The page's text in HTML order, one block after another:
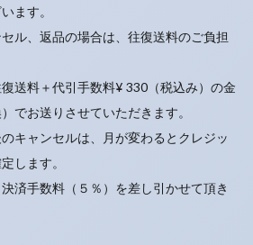
ます。
ル、返品の場合は、往復送料のご負担
送料＋代引手数料¥ 330（税込み）の金
でお送りさせていただきます。
キャンセルは、月が変わるとクレジッ
します。
済手数料（５％）を差し引かせて頂き